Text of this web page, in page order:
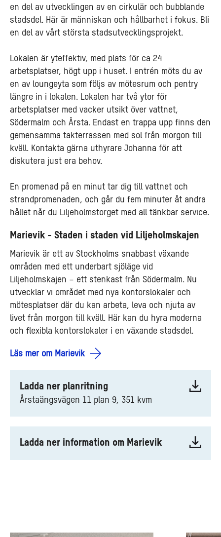
en del av utvecklingen av en cirkulär och bubblande
stadsdel. Här är människan och hållbarhet i fokus. Bli
en del av vårt största stadsutvecklingsprojekt.
Lokalen är yteffektiv, med plats för ca 24
arbetsplatser, högt upp i huset. I entrén möts du av
en av loungeyta som följs av mötesrum och pentry
längre in i lokalen. Lokalen har två ytor för
arbetsplatser med vacker utsikt över vattnet,
Södermalm och Årsta. Endast en trappa upp finns den
gemensamma takterrassen med sol från morgon till
kväll. Kontakta gärna uthyrare Johanna för att
diskutera just era behov.
En promenad på en minut tar dig till vattnet och
strandpromenaden, och går du fem minuter åt andra
hållet når du Liljeholmstorget med all tänkbar service.
Marievik - Staden i staden vid Liljeholmskajen
Marievik är ett av Stockholms snabbast växande
områden med ett underbart sjöläge vid
Liljeholmskajen – ett stenkast från Södermalm. Nu
utvecklar vi området med nya kontorslokaler och
mötesplatser där du kan arbeta, leva och njuta av
livet från morgon till kväll. Här kan du hyra moderna
och flexibla kontorslokaler i en växande stadsdel.
Läs mer om Marievik
Ladda ner planritning
Årstaängsvägen 11 plan 9, 351 kvm
Ladda ner information om Marievik